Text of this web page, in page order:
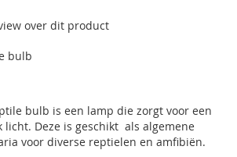
over dit product
bulb
bulb is een lamp die zorgt voor een
Deze is geschikt als algemene
voor diverse reptielen en amfibiën.